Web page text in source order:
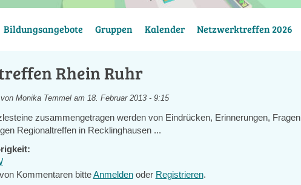
Bildungsangebote Gruppen Kalender Netzwerktreffen 2026
Rhein Ruhr
vonMonika Temmel am 18. Februar 2013 - 9:15
zusammengetragen werden von Eindrücken, Erinnerungen, Fragen
Regionaltreffen in Recklinghausen ...
Kommentaren bitteAnmeldenoder Registrieren.